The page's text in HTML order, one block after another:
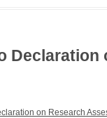
Declaration
on Research